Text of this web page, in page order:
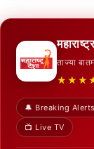
ताज्या
🔔 Breaking Alerts
📺 Live TV